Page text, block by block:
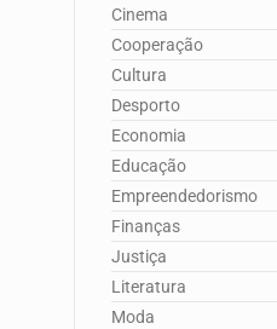
Cinema
Cooperação
Cultura
Desporto
Economia
Educação
Empreendedorismo
Finanças
Justiça
Literatura
Moda